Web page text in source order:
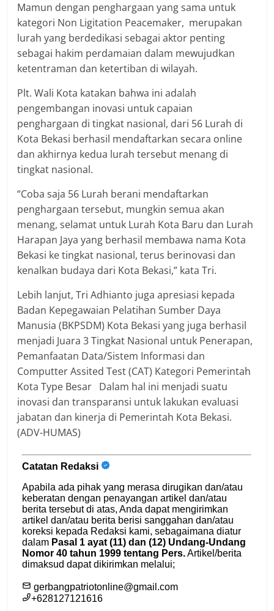
Mamun dengan penghargaan yang sama untuk
kategori Non Ligitation Peacemaker, merupakan
lurah yang berdedikasi sebagai aktor penting
sebagai hakim perdamaian dalam mewujudkan
ketentraman dan ketertiban di wilayah.
Plt. Wali Kota katakan bahwa ini adalah
pengembangan inovasi untuk capaian
penghargaan di tingkat nasional, dari 56 Lurah di
Kota Bekasi berhasil mendaftarkan secara online
dan akhirnya kedua lurah tersebut menang di
tingkat nasional.
“Coba saja 56 Lurah berani mendaftarkan
penghargaan tersebut, mungkin semua akan
menang, selamat untuk Lurah Kota Baru dan Lurah
Harapan Jaya yang berhasil membawa nama Kota
Bekasi ke tingkat nasional, terus berinovasi dan
kenalkan budaya dari Kota Bekasi,” kata Tri.
Lebih lanjut, Tri Adhianto juga apresiasi kepada
Badan Kepegawaian Pelatihan Sumber Daya
Manusia (BKPSDM) Kota Bekasi yang juga berhasil
menjadi Juara 3 Tingkat Nasional untuk Penerapan,
Pemanfaatan Data/Sistem Informasi dan
Computter Assited Test (CAT) Kategori Pemerintah
Kota Type Besar Dalam hal ini menjadi suatu
inovasi dan transparansi untuk lakukan evaluasi
jabatan dan kinerja di Pemerintah Kota Bekasi.
(ADV-HUMAS)